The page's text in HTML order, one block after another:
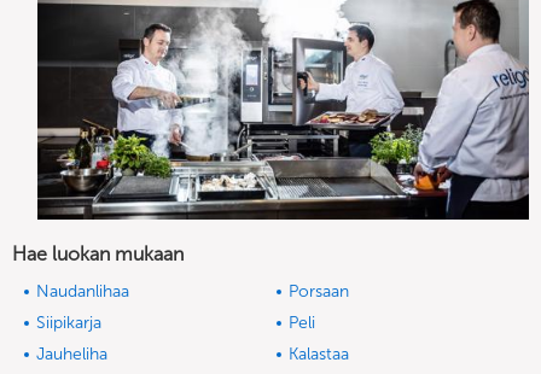
Hae luokan mukaan
Naudanlihaa
Porsaan
Siipikarja
Peli
Jauheliha
Kalastaa